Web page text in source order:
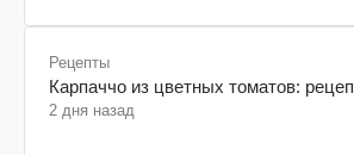
Рецепты
Карпаччо из цветных томатов: рецепт